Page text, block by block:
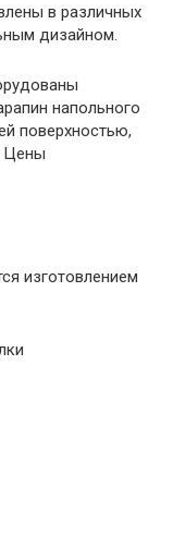
в различных
дизайном.
напольного
поверхностью,
Цены
изготовлением